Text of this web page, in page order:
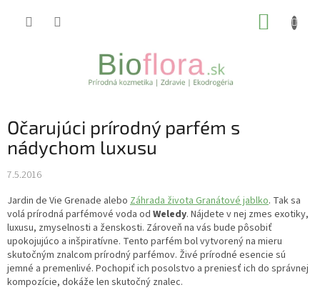
Očarujúci prírodný parfém s
nádychom luxusu
7.5.2016
Jardin de Vie Grenade alebo Záhrada života Granátové jablko. Tak sa
volá prírodná parfémové voda od Weledy. Nájdete v nej zmes exotiky,
luxusu, zmyselnosti a ženskosti. Zároveň na vás bude pôsobiť
upokojujúco a inšpiratívne. Tento parfém bol vytvorený na mieru
skutočným znalcom prírodný parfémov. Živé prírodné esencie sú
jemné a premenlivé. Pochopiť ich posolstvo a preniesť ich do správnej
kompozície, dokáže len skutočný znalec.